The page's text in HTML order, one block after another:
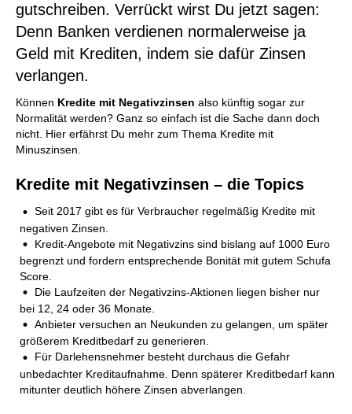
gutschreiben. Verrückt wirst Du jetzt sagen:
Denn Banken verdienen normalerweise ja
Geld mit Krediten, indem sie dafür Zinsen
verlangen.
Können Kredite mit Negativzinsen also künftig sogar zur
Normalität werden? Ganz so einfach ist die Sache dann doch
nicht. Hier erfährst Du mehr zum Thema Kredite mit
Minuszinsen.
Kredite mit Negativzinsen – die Topics
Seit 2017 gibt es für Verbraucher regelmäßig Kredite mit
negativen Zinsen.
Kredit-Angebote mit Negativzins sind bislang auf 1000 Euro
begrenzt und fordern entsprechende Bonität mit gutem Schufa
Score.
Die Laufzeiten der Negativzins-Aktionen liegen bisher nur
bei 12, 24 oder 36 Monate.
Anbieter versuchen an Neukunden zu gelangen, um später
größerem Kreditbedarf zu generieren.
Für Darlehensnehmer besteht durchaus die Gefahr
unbedachter Kreditaufnahme. Denn späterer Kreditbedarf kann
mitunter deutlich höhere Zinsen abverlangen.